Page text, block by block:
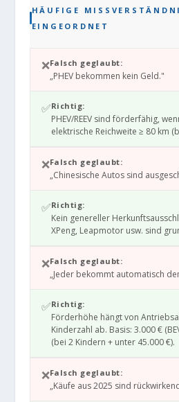
HÄUFIGE
EINGEORDNET
❌Falsch geglaubt:
„PHEV bekommen kein Geld."
✅Richtig:
PHEV/REEV sind förderfähig,
elektrische Reichweite ≥ 80 km
❌Falsch geglaubt:
„Chinesische Autos sind
✅Richtig:
Kein genereller
XPeng, Leapmotor usw. sind
❌Falsch geglaubt:
„Jeder bekommt automatisch
✅Richtig:
Förderhöhe hängt von
Kinderzahl ab. Basis: 3.000 €
(bei 2 Kindern + unter 45.000 €).
❌Falsch geglaubt:
„Käufe aus 2025 sind